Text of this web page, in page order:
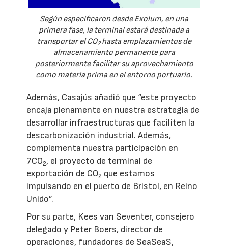
Según especificaron desde Exolum, en una
primera fase, la terminal estará destinada a
transportar el CO2hasta emplazamientos de
almacenamiento permanente para
posteriormente facilitar su aprovechamiento
como materia prima en el entorno portuario.
Además, Casajús añadió que “este proyecto
encaja plenamente en nuestra estrategia de
desarrollar infraestructuras que faciliten la
descarbonización industrial. Además,
complementa nuestra participación en
7CO2, el proyecto de terminal de
exportación de CO2 que estamos
impulsando en el puerto de Bristol, en Reino
Unido”.
Por su parte, Kees van Seventer, consejero
delegado y Peter Boers, director de
operaciones, fundadores de SeaSeaS,